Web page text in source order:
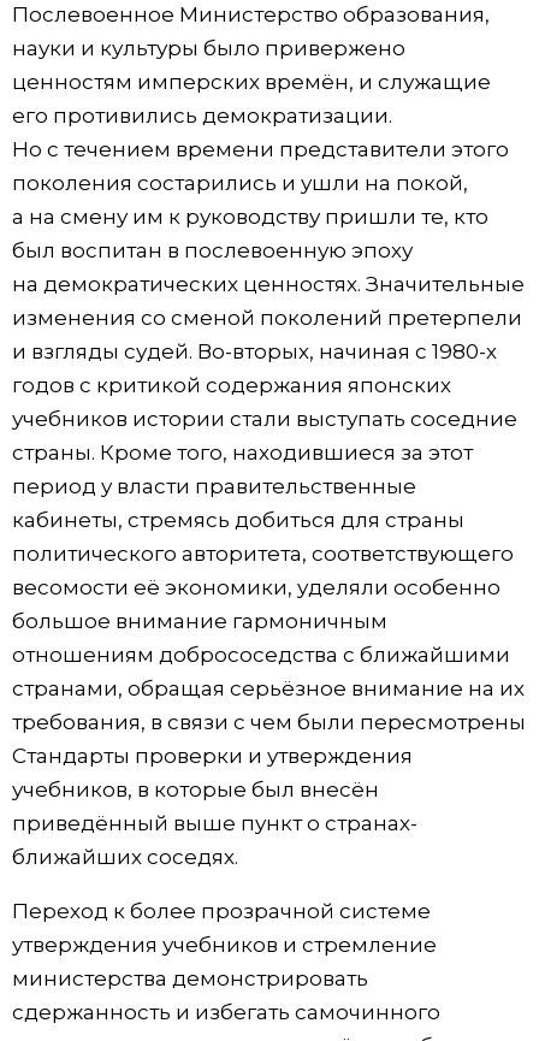
Послевоенное Министерство образования,
науки и культуры было привержено
ценностям имперских времён, и служащие
его противились демократизации.
Но с течением времени представители этого
поколения состарились и ушли на покой,
а на смену им к руководству пришли те, кто
был воспитан в послевоенную эпоху
на демократических ценностях. Значительные
изменения со сменой поколений претерпели
и взгляды судей. Во-вторых, начиная с 1980-х
годов с критикой содержания японских
учебников истории стали выступать соседние
страны. Кроме того, находившиеся за этот
период у власти правительственные
кабинеты, стремясь добиться для страны
политического авторитета, соответствующего
весомости её экономики, уделяли особенно
большое внимание гармоничным
отношениям добрососедства с ближайшими
странами, обращая серьёзное внимание на их
требования, в связи с чем были пересмотрены
Стандарты проверки и утверждения
учебников, в которые был внесён
приведённый выше пункт о странах-
ближайших соседях.
Переход к более прозрачной системе
утверждения учебников и стремление
министерства демонстрировать
сдержанность и избегать самочинного